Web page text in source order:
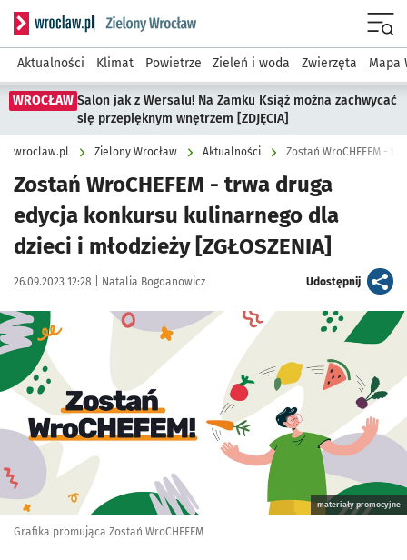
Serwis informacyjny wroclaw.pl podserwis: Środowisko we
Aktualności Klimat Powietrze Zieleń i woda Zwierzęta Mapa
WROCŁAW Salon jak z Wersalu! Na Zamku Książ można zachwycać
się przepięknym wnętrzem [ZDJĘCIA]
wroclaw.pl Zielony Wrocław Aktualności
Zostań WroCHEFEM - trwa druga
edycja konkursu kulinarnego dla
dzieci i młodzieży [ZGŁOSZENIA]
Data publikacji:
26.09.2023 12:28 | Autor:
Natalia Bogdanowicz Udostępnijartykuł
Kliknij, aby powiększyć
materiały promocyjne
Grafika promująca Zostań WroCHEFEM